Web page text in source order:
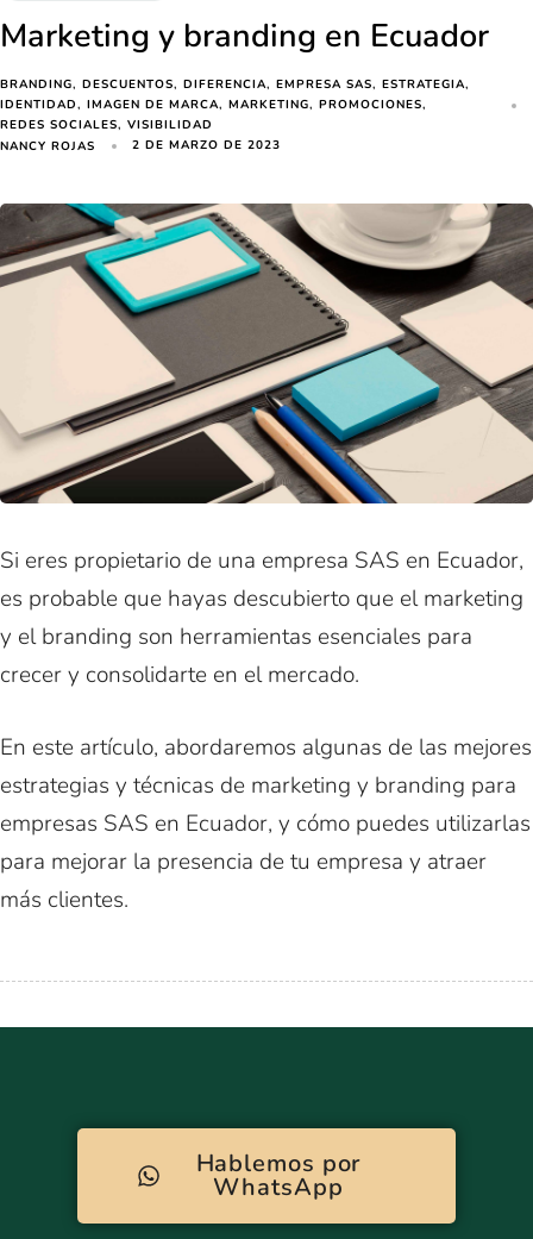
Marketing y branding en Ecuador
BRANDING DESCUENTOS DIFERENCIA EMPRESA SAS
ESTRATEGIA
IDENTIDAD
IMAGEN DE MARCA MARKETING
PROMOCIONES
REDES SOCIALES
VISIBILIDAD
NANCY ROJAS
2 DE MARZO DE 2023
Si eres propietario de una empresa SAS en Ecuador,
es probable que hayas descubierto que el marketing
y el branding son herramientas esenciales para
crecer y consolidarte en el mercado.
En este artículo, abordaremos algunas de las mejores
estrategias y técnicas de marketing y branding para
empresas SAS en Ecuador, y cómo puedes utilizarlas
para mejorar la presencia de tu empresa y atraer
más clientes.
Hablemos por
WhatsApp